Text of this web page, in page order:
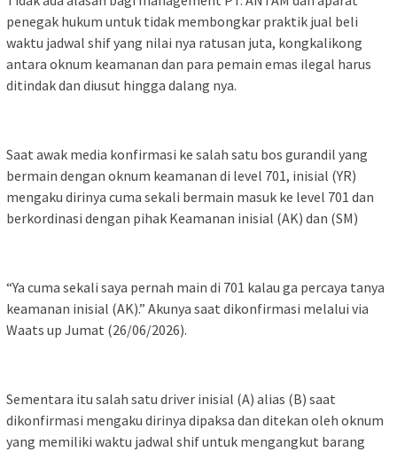
penegak hukum untuk tidak membongkar praktik jual beli
waktu jadwal shif yang nilai nya ratusan juta, kongkalikong
antara oknum keamanan dan para pemain emas ilegal harus
ditindak dan diusut hingga dalang nya.
Saat awak media konfirmasi ke salah satu bos gurandil yang
bermain dengan oknum keamanan di level 701, inisial (YR)
mengaku dirinya cuma sekali bermain masuk ke level 701 dan
berkordinasi dengan pihak Keamanan inisial (AK) dan (SM)
“Ya cuma sekali saya pernah main di 701 kalau ga percaya tanya
keamanan inisial (AK).” Akunya saat dikonfirmasi melalui via
Waats up Jumat (26/06/2026).
Sementara itu salah satu driver inisial (A) alias (B) saat
dikonfirmasi mengaku dirinya dipaksa dan ditekan oleh oknum
yang memiliki waktu jadwal shif untuk mengangkut barang